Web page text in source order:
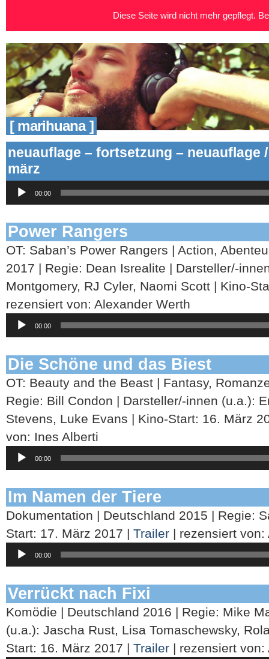
[ marihuana ]
neuauflage – fortsetzung – neuauflage
märz
Player
00:00
Power Rangers
OT: Saban’s Power Rangers | Action,
2017 | Regie: Dean Isrealite | Darsteller/-
Montgomery, RJ Cyler, Naomi Scott | Kino-
rezensiert von: Alexander Werth
Player
00:00
Die Schöne und das Biest
OT: Beauty and the Beast | Fantasy,
Regie: Bill Condon | Darsteller/-innen (u.a.):
Stevens, Luke Evans | Kino-Start: 16. März
von: Ines Alberti
Player
00:00
Im Namen der Tiere
Dokumentation | Deutschland 2015 | Regie:
Start: 17. März 2017 | Trailer | rezensiert von:
Player
00:00
Verrückt nach Fixi
Komödie | Deutschland 2016 | Regie: Mike
(u.a.): Jascha Rust, Lisa Tomaschewsky,
Start: 16. März 2017 | Trailer | rezensiert von:
Diese Seite wird nicht mehr gepflegt.